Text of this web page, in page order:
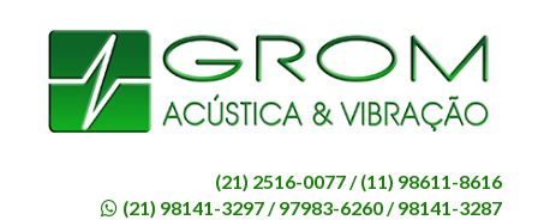
(21) 2516-0077 /(11) 98611-8616
(21) 98141-3297 /97983-6260 /98141-3287